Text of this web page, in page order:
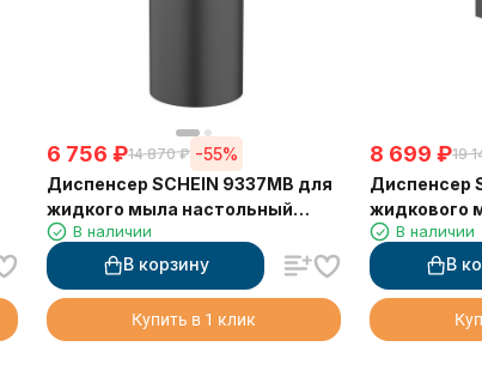
6 756 ₽14 870 ₽ -55%
Диспенсер SCHEIN 9337MB для
жидкого мыла настольный
черный
В наличии
В корзину
Купить в 1 клик
8 699 ₽19
Диспенсер
жидкового
черный
В наличии
В